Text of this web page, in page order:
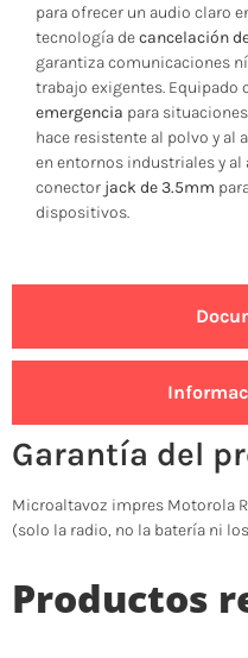
para ofrecer un audio claro
tecnología decancelación
garantiza comunicaciones
trabajo exigentes. Equipado
emergencia para
hace resistente al polvo y al
en entornos industriales y al
conector jack de 3.5mm
dispositivos.
Garantía del
Microaltavoz impres Motorola
(solo la radio, no la batería ni
Productos